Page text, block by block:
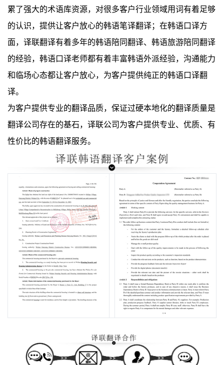
累了强大的术语库资源，对很多客户行业领域用词有着足够
的认识，提供让客户放心的韩语笔译翻译；在韩语口译方
面，译联翻译有着多年的韩语陪同翻译、韩语旅游陪同翻译
的经验，韩语口译老师都有着丰富韩语外派经验，沟通能力
和临场心态都让客户放心，为客户提供纯正的韩语口译翻
译。
为客户提供专业的翻译品质，保证过硬本地化的翻译质量是
翻译公司存在的基石，译联公司为客户提供专业、优质、有
性价比的韩语翻译服务。